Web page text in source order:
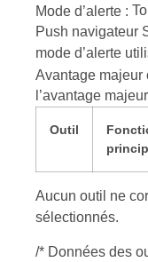
Mode d’alerte :
Push navigateur
mode d’alerte
Avantage majeur
l’avantage
Outil
Aucun outil ne
sélectionnés.
/* Données des